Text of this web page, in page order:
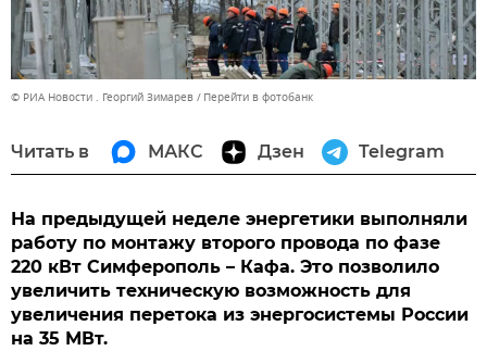
© РИА Новости . Георгий Зимарев Перейти в фотобанк
Читать в МАКС Дзен Telegram
На предыдущей неделе энергетики выполняли
работу по монтажу второго провода по фазе
220 кВт Симферополь – Кафа. Это позволило
увеличить техническую возможность для
увеличения перетока из энергосистемы России
на 35 МВт.